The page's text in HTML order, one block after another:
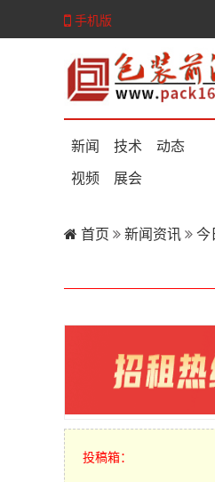
手机版
新闻 技术
动态
视频
展会
首页 新闻资讯 今
投稿箱：